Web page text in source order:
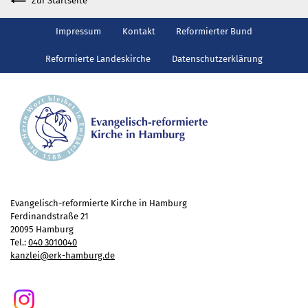
Gottesdienst
Konfirmandenunterricht
Konfi-Rookies
Kinder- und Jugendfreizeiten
Stiftung Altenhof
Frühstück für alle
Aktuelles
Besuch aus Minsk
Impressum Kontakt Reformierter Bund
Reformierte Landeskirche Datenschutzerklärung
Evangelisch-reformierte Kirche in Hamburg
Ferdinandstraße 21
20095 Hamburg
Tel.: 040 3010040
kanzlei@erk-hamburg.de